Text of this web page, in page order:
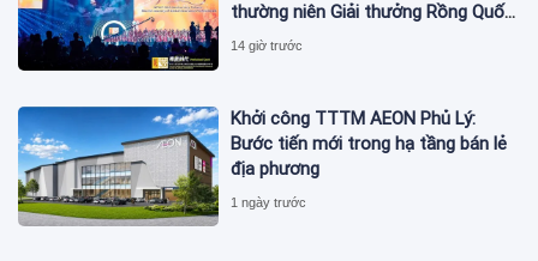
thường niên Giải thưởng Rồng Quốc
tế (IDA) 2026 được tổ chức trọng
14 giờ trước
Khởi công TTTM AEON Phủ Lý:
Bước tiến mới trong hạ tầng bán lẻ
địa phương
1 ngày trước